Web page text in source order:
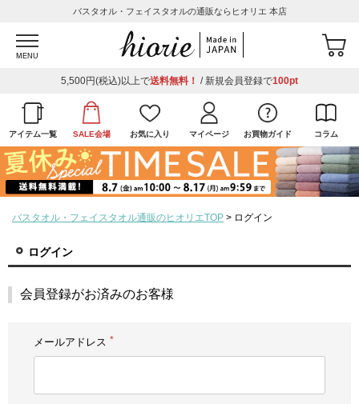
バスタオル・フェイスタオルの通販ならヒオリエ 本店
MENU
5,500円(税込)以上で送料無料！ / 新規会員登録で100pt
アイテム一覧 SALE会場 お気に入り マイページ お買物ガイド コラム
バスタオル・フェイスタオル通販のヒオリエTOP ログイン
ログイン
会員登録がお済みのお客様
メールアドレス